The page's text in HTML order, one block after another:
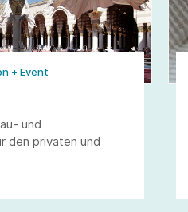
+ Event
und
den privaten und